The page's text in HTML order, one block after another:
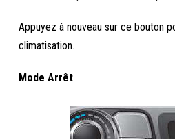
Appuyez à nouveau sur ce bouton
climatisation.
Mode Arrêt